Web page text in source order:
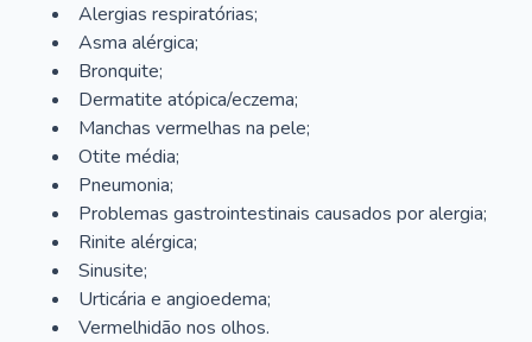
Alergias respiratórias;
Asma alérgica;
Bronquite;
Dermatite atópica/eczema;
Manchas vermelhas na pele;
Otite média;
Pneumonia;
Problemas gastrointestinais causados por alergia;
Rinite alérgica;
Sinusite;
Urticária e angioedema;
Vermelhidão nos olhos.